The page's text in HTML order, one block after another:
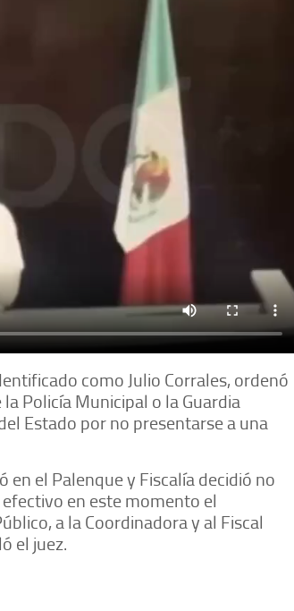
como Julio Corrales, ordenó
Policía Municipal o la Guardia
Estado por no presentarse a una
en el Palenque y Fiscalía decidió no
en este momento el
a la Coordinadora y al Fiscal
el juez.